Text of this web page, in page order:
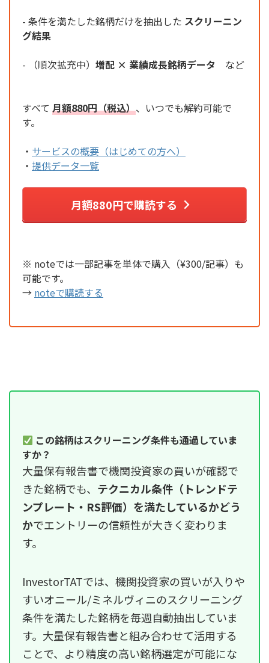
- 条件を満たした銘柄だけを抽出した スクリーニン
グ結果
- （順次拡充中） 増配 × 業績成長銘柄データ など
すべて 月額880円（税込）、いつでも解約可能で
す。
・ サービスの概要（はじめての方へ）
・ 提供データ一覧
月額880円で購読する
※ noteでは一部記事を単体で購入（¥300/記事）も
可能です。
→ noteで購読する
この銘柄はスクリーニング条件も通過していま
すか？
大量保有報告書で機関投資家の買いが確認で
きた銘柄でも、 テクニカル条件（トレンドテ
ンプレート・RS評価）を満たしているかどう
かでエントリーの信頼性が大きく変わりま
す。
InvestorTATでは、機関投資家の買いが入りや
すいオニール/ミネルヴィニのスクリーニング
条件を満たした銘柄を毎週自動抽出していま
す。大量保有報告書と組み合わせて活用する
ことで、より精度の高い銘柄選定が可能にな